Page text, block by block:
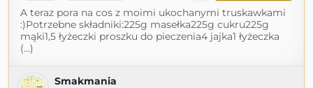
A teraz pora na cos z moimi ukochanymi truskawkami
:)Potrzebne składniki:225g masełka225g cukru225g
mąki1,5 łyżeczki proszku do pieczenia4 jajka1 łyżeczka
(...)
Smakmania